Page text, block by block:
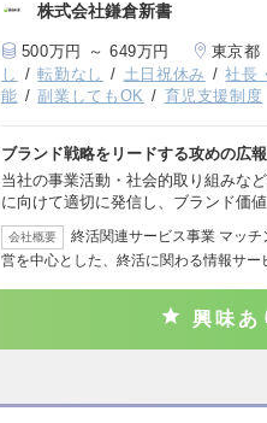
株式会社鎌倉新書
500万円 ～ 649万円 東京都
し
転勤なし 土日祝休み 社長
能
副業してもOK 育児支援制度
ブランド戦略をリードする攻めの広報
当社の事業活動・社会的取り組みな
に向けて適切に発信し、ブランド価
会社概要
終活関連サービス事業 マッ
営を中心とした、終活に関わる情報サー
興味あ